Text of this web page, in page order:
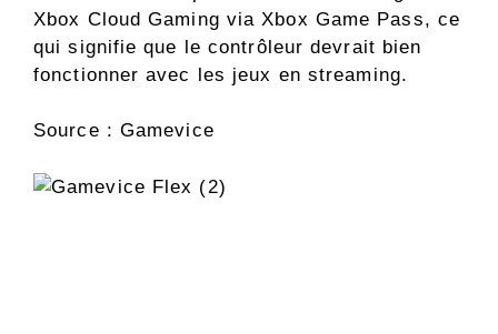
Xbox Cloud Gaming via Xbox Game Pass, ce
qui signifie que le contrôleur devrait bien
fonctionner avec les jeux en streaming.
Source : Gamevice